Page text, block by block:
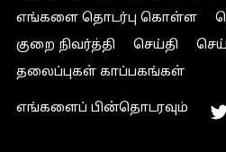
எங்களை தொடர்பு கொள்ள
குறை நிவர்த்தி
செய்தி
தலைப்புகள் காப்பகங்கள்
எங்களைப் பின்தொடரவும்